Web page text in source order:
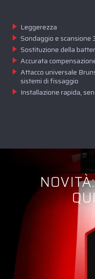
Leggerezza
Sondaggio e scansione
Sostituzione della
Accurata
Attacco universale
sistemi di fissaggio
Installazione rapida,